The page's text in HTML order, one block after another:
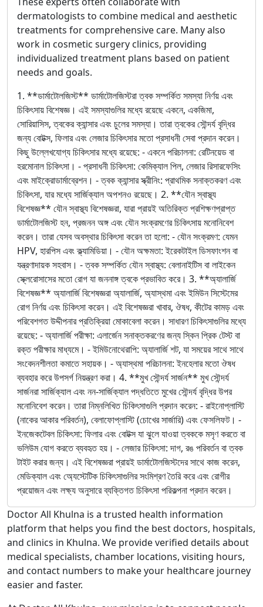
dermatologists to combine medical and aesthetic
treatments for comprehensive care. Many also
work in cosmetic surgery clinics, providing
individualized treatment plans based on patient
needs and goals.
1. **ডার্মাটোলজিস্ট** ডার্মাটোলজিস্টরা ত্বক সম্পর্কিত সমস্যা নির্ণয় এবং
চিকিৎসায় বিশেষজ্ঞ। এই সমস্যাগুলির মধ্যে রয়েছে একনে, একজিমা,
সোরিয়াসিস, ত্বকের ক্যান্সার এবং চুলের সমস্যা। তারা ত্বকের সৌন্দর্য বৃদ্ধির
জন্য বোটক্স, ফিলার এবং লেজার চিকিৎসার মতো প্রসাধনী সেবা প্রদান করেন।
কিছু উল্লেখযোগ্য চিকিৎসার মধ্যে রয়েছে: - একনে পরিচালনা: রেটিনয়েড বা
হরমোনাল চিকিৎসা। - প্রসাধনী চিকিৎসা: কেমিক্যাল পিল, লেজার রিসারফেসিং
এবং মাইক্রোডার্মাব্রেশন। - ত্বক ক্যান্সার স্ক্রীনিং: প্রাথমিক সনাক্তকরণ এবং
চিকিৎসা, যার মধ্যে সার্জিক্যাল অপশনও রয়েছে। 2. **যৌন স্বাস্থ্য
বিশেষজ্ঞ** যৌন স্বাস্থ্য বিশেষজ্ঞরা, যারা প্রায়ই অতিরিক্ত প্রশিক্ষণপ্রাপ্ত
ডার্মাটোলজিস্ট হন, প্রজনন অঙ্গ এবং যৌন সংক্রমণের চিকিৎসায় মনোনিবেশ
করেন। তারা যেসব অবস্থার চিকিৎসা করেন তা হলো: - যৌন সংক্রমণ: যেমন
HPV, হারপিস এবং ক্ল্যামিডিয়া। - যৌন অক্ষমতা: ইরেকটাইল ডিসফাংশন বা
যন্ত্রণাদায়ক সহবাস। - ত্বক সম্পর্কিত যৌন স্বাস্থ্য: বেলানাইটিস বা লাইকেন
স্ক্লেরোসাসের মতো রোগ যা জননাঙ্গ ত্বকে প্রভাবিত করে। 3. **অ্যালার্জি
বিশেষজ্ঞ** অ্যালার্জি বিশেষজ্ঞরা অ্যালার্জি, অ্যাস্থমা এবং ইমিউন সিস্টেমের
রোগ নির্ণয় এবং চিকিৎসা করেন। এই বিশেষজ্ঞরা খাবার, ঔষধ, কীটের কামড় এবং
পরিবেশগত উদ্দীপনার প্রতিক্রিয়া মোকাবেলা করেন। সাধারণ চিকিৎসাগুলির মধ্যে
রয়েছে: - অ্যালার্জি পরীক্ষা: এলার্জেন সনাক্তকরণের জন্য স্কিন প্রিক টেস্ট বা
রক্ত পরীক্ষার মাধ্যমে। - ইমিউনোথেরাপি: অ্যালার্জি শট, যা সময়ের সাথে সাথে
সংবেদনশীলতা কমাতে সহায়ক। - অ্যাস্থমা পরিচালনা: ইনহেলার মতো ঔষধ
ব্যবহার করে উপসর্গ নিয়ন্ত্রণ করা। 4. **মুখ সৌন্দর্য সার্জন** মুখ সৌন্দর্য
সার্জনরা সার্জিক্যাল এবং নন-সার্জিক্যাল পদ্ধতিতে মুখের সৌন্দর্য বৃদ্ধির উপর
মনোনিবেশ করেন। তারা নিম্নলিখিত চিকিৎসাগুলি প্রদান করেন: - রাইনোপ্লাস্টি
(নাকের আকার পরিবর্তন), বেলাফোপ্লাস্টি (চোখের সার্জারি) এবং ফেসলিফট। -
ইনজেকটেবল চিকিৎসা: ফিলার এবং বোটক্স যা ঝুলে যাওয়া ত্বককে মসৃণ করতে বা
ভলিউম যোগ করতে ব্যবহৃত হয়। - লেজার চিকিৎসা: দাগ, রঙ পরিবর্তন বা ত্বক
টাইট করার জন্য। এই বিশেষজ্ঞরা প্রায়ই ডার্মাটোলজিস্টদের সাথে কাজ করেন,
মেডিক্যাল এবং অ্যেস্টেটিক চিকিৎসাগুলির সংমিশ্রণ তৈরি করে এবং রোগীর
প্রয়োজন এবং লক্ষ্য অনুসারে ব্যক্তিগত চিকিৎসা পরিকল্পনা প্রদান করেন।
Doctor All Khulna is a trusted health information
platform that helps you find the best doctors, hospitals,
and clinics in Khulna. We provide verified details about
medical specialists, chamber locations, visiting hours,
and contact numbers to make your healthcare journey
easier and faster.